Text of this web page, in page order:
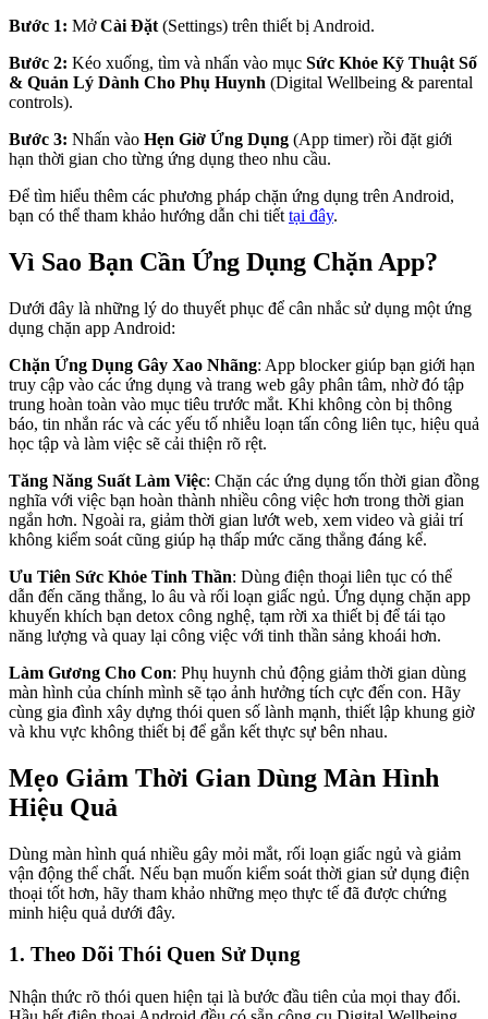
Bước 1: MởCài Đặt (Settings) trên thiết bị Android.
Bước 2: Kéo xuống, tìm và nhấn vào mục Sức Khỏe Kỹ Thuật Số
& Quản Lý Dành Cho Phụ Huynh (Digital Wellbeing & parental
controls).
Bước 3: Nhấn vào Hẹn Giờ Ứng Dụng (App timer) rồi đặt giới
hạn thời gian cho từng ứng dụng theo nhu cầu.
Để tìm hiểu thêm các phương pháp chặn ứng dụng trên Android,
bạn có thể tham khảo hướng dẫn chi tiết tại đây.
Vì Sao Bạn Cần Ứng Dụng Chặn App?
Dưới đây là những lý do thuyết phục để cân nhắc sử dụng một ứng
dụng chặn app Android:
Chặn Ứng Dụng Gây Xao Nhãng: App blocker giúp bạn giới hạn
truy cập vào các ứng dụng và trang web gây phân tâm, nhờ đó tập
trung hoàn toàn vào mục tiêu trước mắt. Khi không còn bị thông
báo, tin nhắn rác và các yếu tố nhiễu loạn tấn công liên tục, hiệu quả
học tập và làm việc sẽ cải thiện rõ rệt.
Tăng Năng Suất Làm Việc: Chặn các ứng dụng tốn thời gian đồng
nghĩa với việc bạn hoàn thành nhiều công việc hơn trong thời gian
ngắn hơn. Ngoài ra, giảm thời gian lướt web, xem video và giải trí
không kiểm soát cũng giúp hạ thấp mức căng thẳng đáng kể.
Ưu Tiên Sức Khỏe Tinh Thần: Dùng điện thoại liên tục có thể
dẫn đến căng thẳng, lo âu và rối loạn giấc ngủ. Ứng dụng chặn app
khuyến khích bạn detox công nghệ, tạm rời xa thiết bị để tái tạo
năng lượng và quay lại công việc với tinh thần sảng khoái hơn.
Làm Gương Cho Con: Phụ huynh chủ động giảm thời gian dùng
màn hình của chính mình sẽ tạo ảnh hưởng tích cực đến con. Hãy
cùng gia đình xây dựng thói quen số lành mạnh, thiết lập khung giờ
và khu vực không thiết bị để gắn kết thực sự bên nhau.
Mẹo Giảm Thời Gian Dùng Màn Hình
Hiệu Quả
Dùng màn hình quá nhiều gây mỏi mắt, rối loạn giấc ngủ và giảm
vận động thể chất. Nếu bạn muốn kiểm soát thời gian sử dụng điện
thoại tốt hơn, hãy tham khảo những mẹo thực tế đã được chứng
minh hiệu quả dưới đây.
1. Theo Dõi Thói Quen Sử Dụng
Nhận thức rõ thói quen hiện tại là bước đầu tiên của mọi thay đổi.